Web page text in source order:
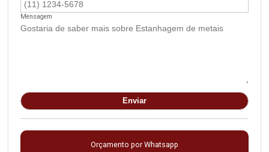
Mensagem
Orçamento por Whatsapp